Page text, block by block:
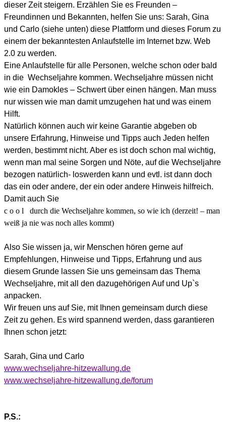
dieser Zeit steigern. Erzählen Sie es Freunden –
Freundinnen und Bekannten, helfen Sie uns: Sarah, Gina
und Carlo (siehe unten) diese Plattform und dieses Forum zu
einem der bekanntesten Anlaufstelle im Internet bzw. Web
2.0 zu werden.
Eine Anlaufstelle für alle Personen, welche schon oder bald
in die Wechseljahre kommen. Wechseljahre müssen nicht
wie ein Damokles – Schwert über einen hängen. Man muss
nur wissen wie man damit umzugehen hat und was einem
Hilft.
Natürlich können auch wir keine Garantie abgeben ob
unsere Erfahrung, Hinweise und Tipps auch Jeden helfen
werden, bestimmt nicht. Aber es ist doch schon mal wichtig,
wenn man mal seine Sorgen und Nöte, auf die Wechseljahre
bezogen natürlich- loswerden kann und evtl. ist dann doch
das ein oder andere, der ein oder andere Hinweis hilfreich.
Damit auch Sie
c o o l
durch die Wechseljahre kommen, so wie ich (derzeit! – man
weiß ja nie was noch alles kommt)
Also Sie wissen ja, wir Menschen hören gerne auf
Empfehlungen, Hinweise und Tipps, Erfahrung und aus
diesem Grunde lassen Sie uns gemeinsam das Thema
Wechseljahre, mit all den dazugehörigen Auf und Up`s
anpacken.
Wir freuen uns auf Sie, mit Ihnen gemeinsam durch diese
Zeit zu gehen. Es wird spannend werden, dass garantieren
Ihnen schon jetzt:
Sarah, Gina und Carlo
www.wechseljahre-hitzewallung.de
www.wechseljahre-hitzewallung.de/forum
P.S.: